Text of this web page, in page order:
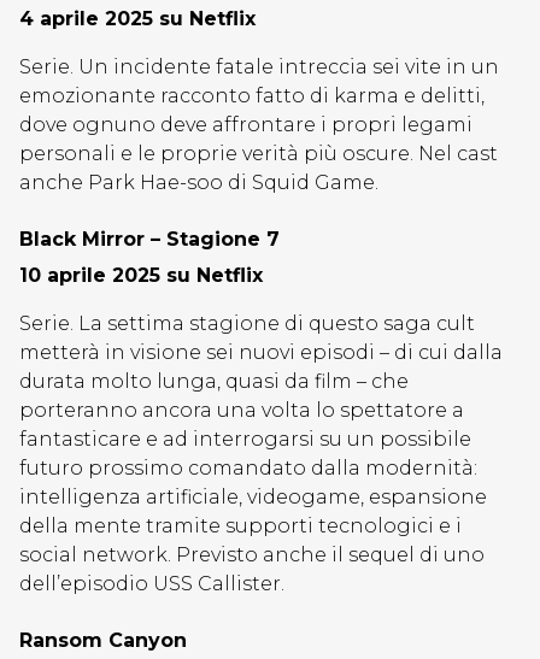
4 aprile 2025 su Netflix
Serie. Un incidente fatale intreccia sei vite in un
emozionante racconto fatto di karma e delitti,
dove ognuno deve affrontare i propri legami
personali e le proprie verità più oscure. Nel cast
anche Park Hae-soo di Squid Game.
Black Mirror – Stagione 7
10 aprile 2025 su Netflix
Serie. La settima stagione di questo saga cult
metterà in visione sei nuovi episodi – di cui dalla
durata molto lunga, quasi da film – che
porteranno ancora una volta lo spettatore a
fantasticare e ad interrogarsi su un possibile
futuro prossimo comandato dalla modernità:
intelligenza artificiale, videogame, espansione
della mente tramite supporti tecnologici e i
social network. Previsto anche il sequel di uno
dell’episodio USS Callister.
Ransom Canyon